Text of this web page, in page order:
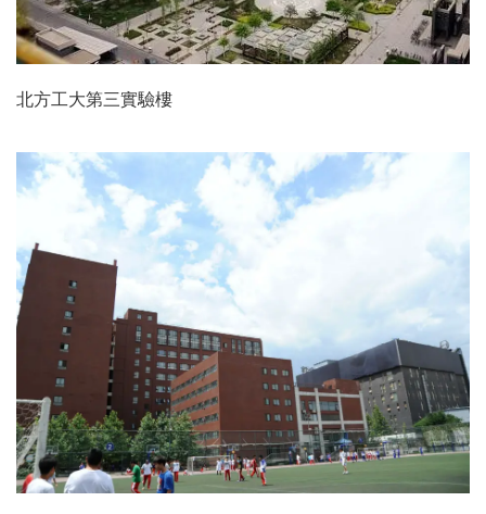
北方工大第三實驗樓